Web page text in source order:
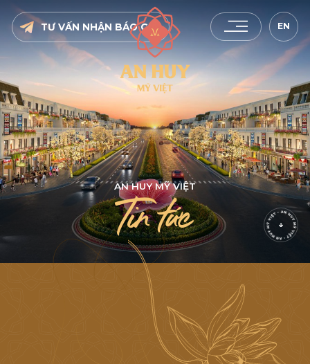
TƯ VẤN NHẬN BÁO GIÁ EN
AN HUY MỸ VIỆT
Tintức